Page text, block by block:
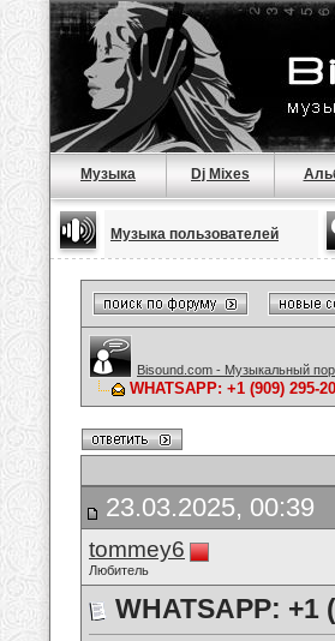
Музыка Dj Mixes
Музыка пользователей
Bisound.com - Музыкальный
WHATSAPP: +1 (909) 295-
23.03.2025, 00:39
tommey6
Любитель
WHATSAPP: +1